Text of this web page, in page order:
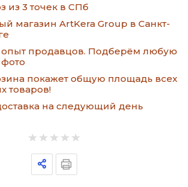
из 3 точек в СПб
магазин ArtKera Group в Санкт-
опыт продавцов. Подберём любую
покажет общую площадь всех
товаров!
на следующий день